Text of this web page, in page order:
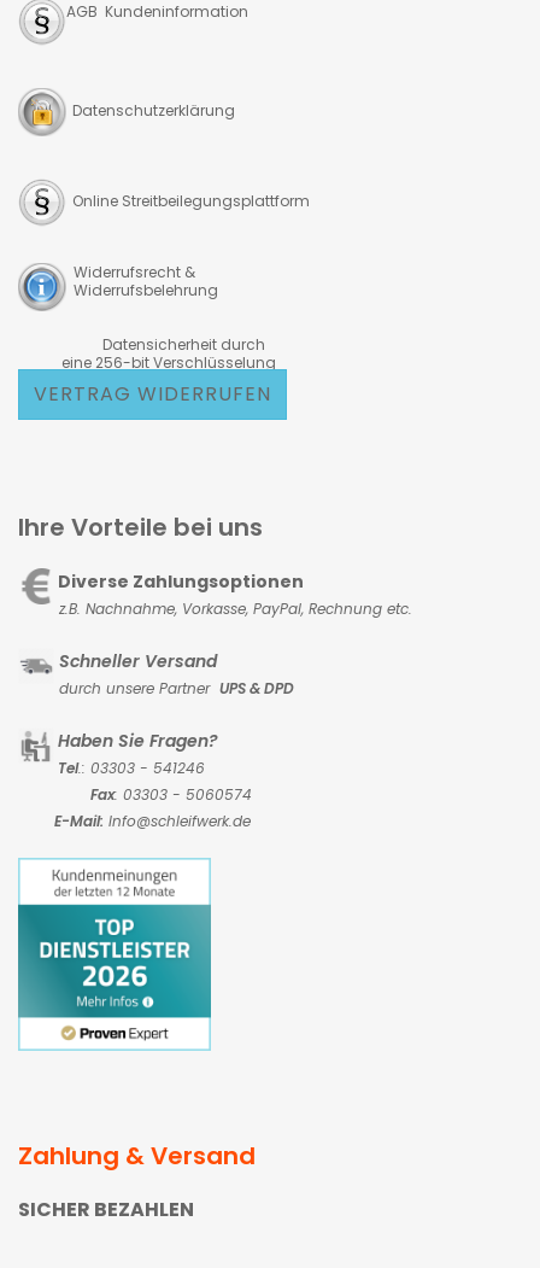
AGB Kundeninformation
Datenschutzerklärung
Online Streitbeilegungsplattform
Widerrufsrecht &
Widerrufsbelehrung
Datensicherheit durch
eine 256-bit Verschlüsselung
VERTRAG WIDERRUFEN
Ihre Vorteile bei uns
Diverse Zahlungsoptionen
z.B. Nachnahme, Vorkasse, PayPal, Rechnung etc.
Schneller Versand
durch unsere Partner UPS & DPD
Haben Sie Fragen?
Tel.: 03303 - 541246
Fax: 03303 - 5060574
E-Mail: Info@schleifwerk.de
Zahlung & Versand
SICHER BEZAHLEN